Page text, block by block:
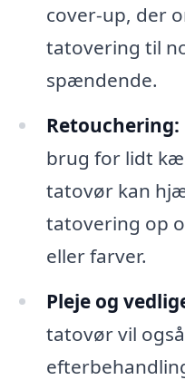
cover-up, der
tatovering til
spændende.
Retouchering:
brug for lidt
tatovør kan
tatovering op
eller farver.
Pleje og
tatovør vil